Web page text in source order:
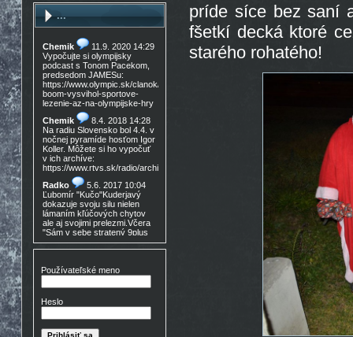
...
Chemik
11.9. 2020 14:29
Vypočujte si olympijsky
podcast s Tonom Pacekom,
predsedom JAMESu:
https://www.olympic.sk/clanok/celosvetovy-
boom-vysvihol-sportove-
lezenie-az-na-olympijske-hry
Chemik
8.4. 2018 14:28
Na radiu Slovensko bol 4.4. v
nočnej pyramíde hosťom Igor
Koller. Môžete si ho vypočuť
v ich archíve:
https://www.rtvs.sk/radio/archiv/11436/902144
Radko
5.6. 2017 10:04
Ľubomír "Kučo"Kuderjavý
dokazuje svoju silu nielen
lámaním kľúčových chytov
ale aj svojimi prelezmi.Včera
"Sám v sebe stratený 9plus
,!Gratulácia!!!
15:30
Nedocenený Prešovský
lezec známy tiež ako Lajoš
Morales predá lezečky, nové
v krabici, nepoužité,
zľava nech nejem 90eur
Používateľské meno
Heslo
príde síce bez saní
fšetkí decká ktoré
starého rohatého!